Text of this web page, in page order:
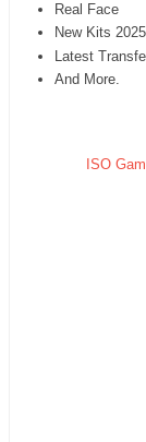
Real Face
New Kits
Latest
And More.
ISO